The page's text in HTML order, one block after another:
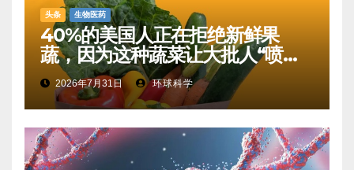
头条 生物医药
40%的美国人正在拒绝新鲜果
蔬，因为这种蔬菜让大批人“喷射
性腹泻”
2026年7月31日 环球科学